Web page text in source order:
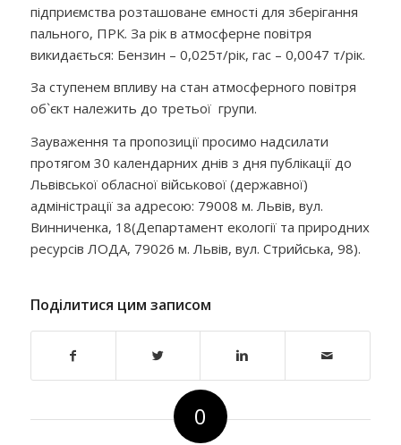
підприємства розташоване ємності для зберігання
пального, ПРК. За рік в атмосферне повітря
викидається: Бензин – 0,025т/рік, гас – 0,0047 т/рік.
За ступенем впливу на стан атмосферного повітря
об`єкт належить до третьої групи.
Зауваження та пропозиції просимо надсилати
протягом 30 календарних днів з дня публікації до
Львівської обласної військової (державної)
адміністрації за адресою: 79008 м. Львів, вул.
Винниченка, 18(Департамент екології та природних
ресурсів ЛОДА, 79026 м. Львів, вул. Стрийська, 98).
Поділитися цим записом
0